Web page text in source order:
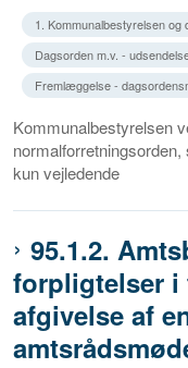
1. Kommunalbestyrelsen og
Dagsorden m.v. -
Fremlæggelse -
Kommunalbestyrelsen
kun vejledende
95.1.2.
forpligtelser i
afgivelse af